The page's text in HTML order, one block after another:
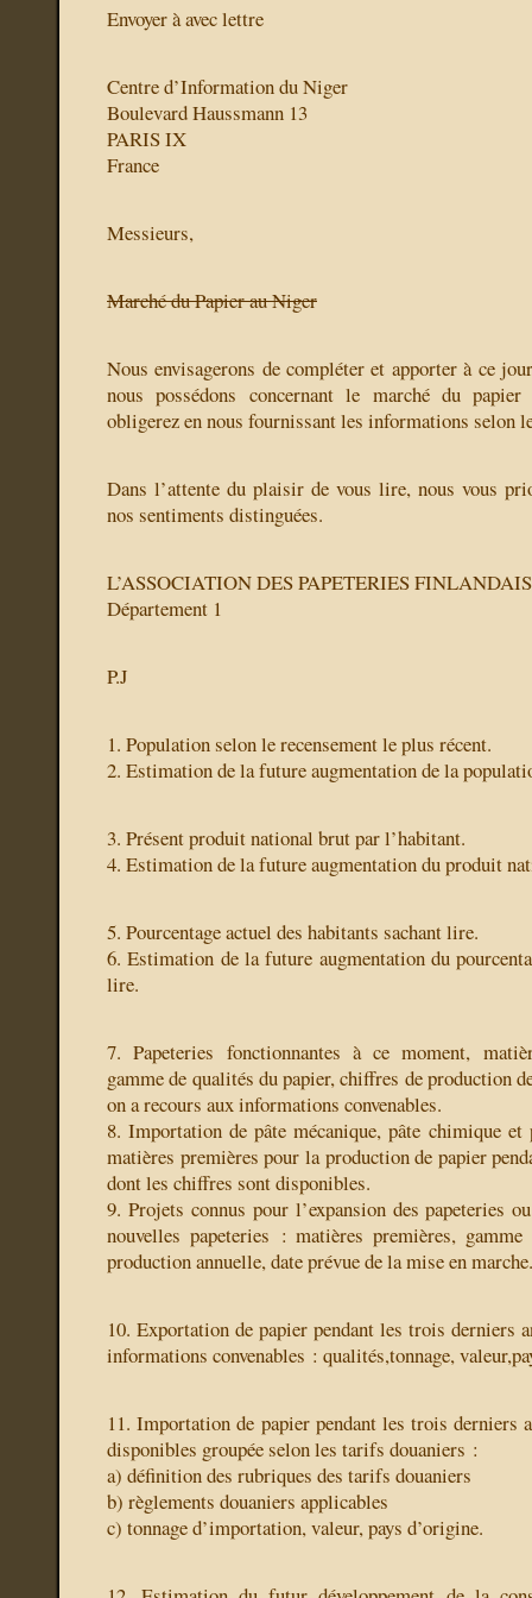
Envoyer àavec lettre
Centre d’Information du Niger
Boulevard Haussmann 13
PARIS IX
France
Messieurs,
Marché du Papier au Niger
Nous envisagerons de compléter et apporter à ce
nous possédons concernant le marché du
obligerez en nous fournissant les informations selon
Dans l’attente du plaisir de vous lire, nous vous
nos sentiments distinguées.
L’ASSOCIATION DES PAPETERIES
Département 1
P.J
1. Population selon le recensement le plus récent.
2. Estimation de la future augmentation de la
3. Présent produit national brut par l’habitant.
4. Estimation de la future augmentation du produit
5. Pourcentage actuel des habitants sachant lire.
6. Estimation de la future augmentation du
lire.
7. Papeteries fonctionnantes à ce moment,
gamme de qualités du papier, chiffres de production
on a recours aux informations convenables.
8. Importation de pâte mécanique, pâte chimique et
matières premières pour la production de papier
dont les chiffres sont disponibles.
9. Projets connus pour l’expansion des papeteries
nouvelles papeteries : matières premières,
production annuelle, date prévue de la mise en marche.
10. Exportation de papier pendant les trois derniers
informations convenables : qualités,tonnage,
11. Importation de papier pendant les trois derniers
disponibles groupée selon les tarifs douaniers :
a) définition des rubriques des tarifs douaniers
b) règlements douaniers applicables
c) tonnage d’importation, valeur, pays d’origine.